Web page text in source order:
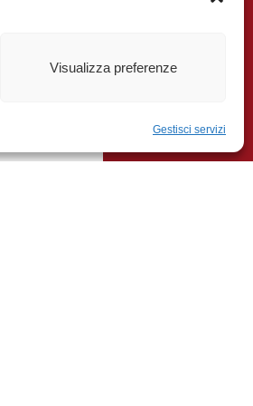
Gestisci servizi
Visualizza preferenze
rende orgogliosi di un gesto